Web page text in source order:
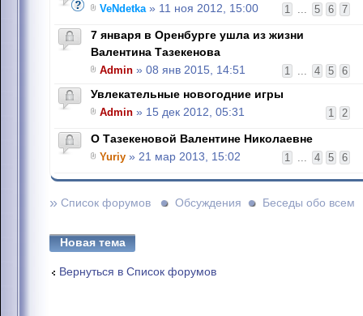
1 ... 5 6 7
VeNdetka» 11 ноя 2012, 15:00
7 января в Оренбурге ушла из жизни
Валентина Тазекенова
1 ... 4 5 6
Admin » 08 янв 2015, 14:51
Увлекательные новогодние игры
1 2
Admin » 15 дек 2012, 05:31
О Тазекеновой Валентине Николаевне
1 ... 4 5 6
Yuriy » 21 мар 2013, 15:02
» Список форумов Обсуждения Беседы обо всем
Новая тема
Вернуться в Список форумов